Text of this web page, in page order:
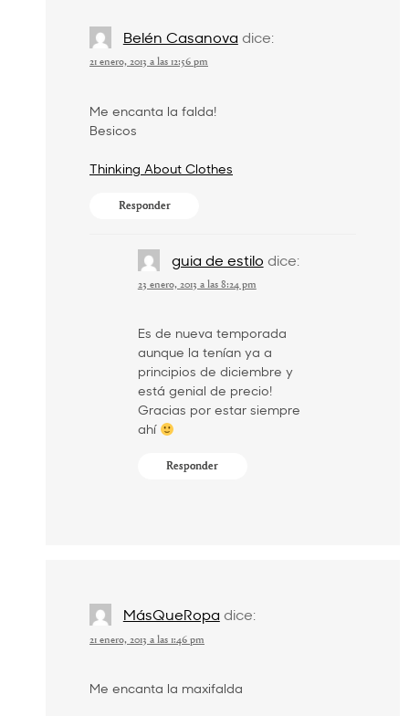
Belén Casanova dice:
21 enero, 2013 a las 12:56 pm
Me encanta la falda!
Besicos
Thinking About Clothes
Responder
guia de estilo dice:
23 enero, 2013 a las 8:24 pm
Es de nueva temporada
aunque la tenían ya a
principios de diciembre y
está genial de precio!
Gracias por estar siempre
ahí
Responder
MásQueRopa dice:
21 enero, 2013 a las 1:46 pm
Me encanta la maxifalda